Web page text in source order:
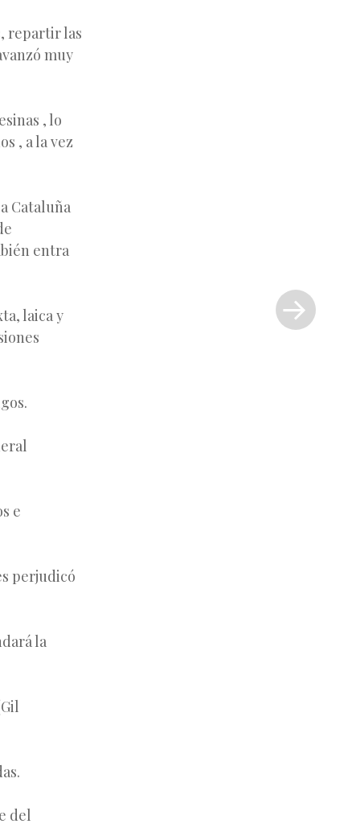
repartir las
muy
, lo
, a la vez
Cataluña
entra
laica y
e
perjudicó
la
del
entrada